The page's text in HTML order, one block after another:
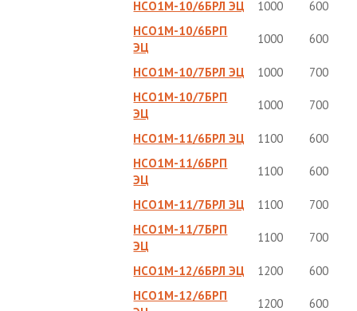
НСО1М-10/6БРЛ ЭЦ 1000
600
НСО1М-10/6БРП
ЭЦ
1000 600
НСО1М-10/7БРЛ ЭЦ 1000
700
НСО1М-10/7БРП
ЭЦ
1000 700
НСО1М-11/6БРЛ ЭЦ 1100
600
НСО1М-11/6БРП
ЭЦ
1100 600
НСО1М-11/7БРЛ ЭЦ 1100
700
НСО1М-11/7БРП
ЭЦ
1100 700
НСО1М-12/6БРЛ ЭЦ 1200
600
НСО1М-12/6БРП
1200 600